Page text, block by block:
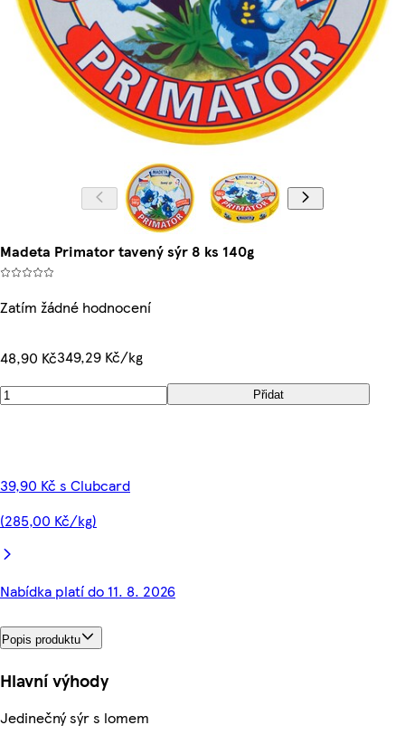
Madeta Primator tavený sýr 8 ks 140g
Zatím žádné hodnocení
48,90 Kč349,29 Kč/kg
Přidat
39,90 Kč s Clubcard
(285,00 Kč/kg)
Nabídka platí do 11. 8. 2026
Popis produktu
Hlavní výhody
Jedinečný sýr s lomem